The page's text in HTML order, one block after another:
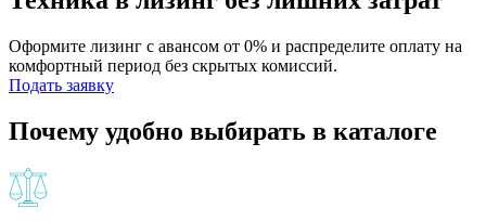
Оформите лизинг с авансом от 0% и распределите оплату на
комфортный период без скрытых комиссий.
Подать заявку
Почему удобно выбирать в каталоге